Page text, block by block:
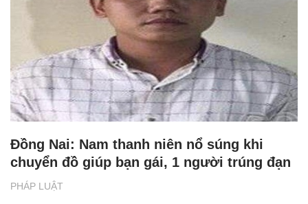
PHÁP LUẬT
Đồng Nai: Nam thanh niên nổ súng khi
chuyển đồ giúp bạn gái, 1 người trúng đạn